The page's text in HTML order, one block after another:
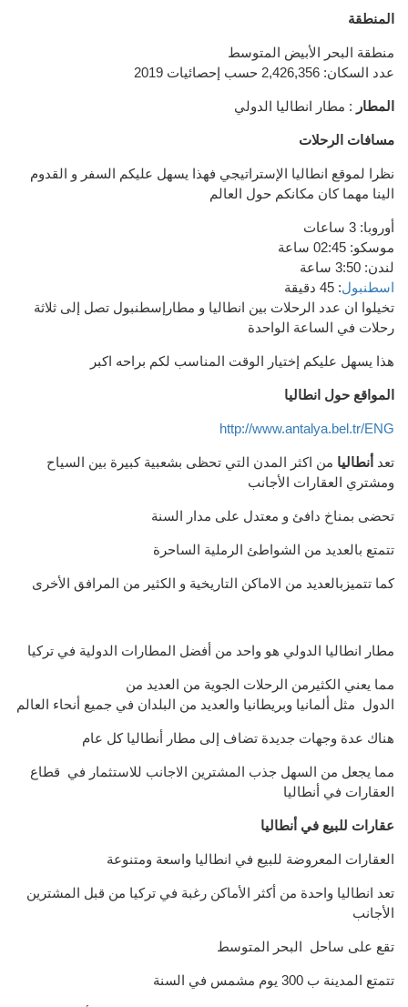
المنطقة
منطقة البحر الأبيض المتوسط
عدد السكان: 2,426,356 حسب إحصائيات 2019
المطار : مطار انطاليا الدولي
مسافات الرحلات
نظرا لموقع انطاليا الإستراتيجي فهذا يسهل عليكم السفر و القدوم
الينا مهما كان مكانكم حول العالم
أوروبا: 3 ساعات
موسكو: 02:45 ساعة
لندن: 3:50 ساعة
اسطنبول: 45 دقيقة
تخيلوا ان عدد الرحلات بين انطاليا و مطارإسطنبول تصل إلى ثلاثة
رحلات في الساعة الواحدة
هذا يسهل عليكم إختيار الوقت المناسب لكم براحه اكبر
المواقع حول انطاليا
http://www.antalya.bel.tr/ENG
تعد أنطاليا من اكثر المدن التي تحظى بشعبية كبيرة بين السياح
ومشتري العقارات الأجانب
تحضى بمناخ دافئ و معتدل على مدار السنة
تتمتع بالعديد من الشواطئ الرملية الساحرة
كما تتميزبالعديد من الاماكن التاريخية و الكثير من المرافق الأخرى
مطار انطاليا الدولي هو واحد من أفضل المطارات الدولية في تركيا
مما يعني الكثيرمن الرحلات الجوية من العديد من
الدول مثل ألمانيا وبريطانيا والعديد من البلدان في جميع أنحاء العالم
هناك عدة وجهات جديدة تضاف إلى مطار أنطاليا كل عام
مما يجعل من السهل جذب المشترين الاجانب للاستثمار في قطاع
العقارات في أنطاليا
عقارات للبيع في أنطاليا
العقارات المعروضة للبيع في انطاليا واسعة ومتنوعة
تعد انطاليا واحدة من أكثر الأماكن رغبة في تركيا من قبل المشترين
الأجانب
تقع على ساحل البحر المتوسط
تتمتع المدينة ب 300 يوم مشمس في السنة